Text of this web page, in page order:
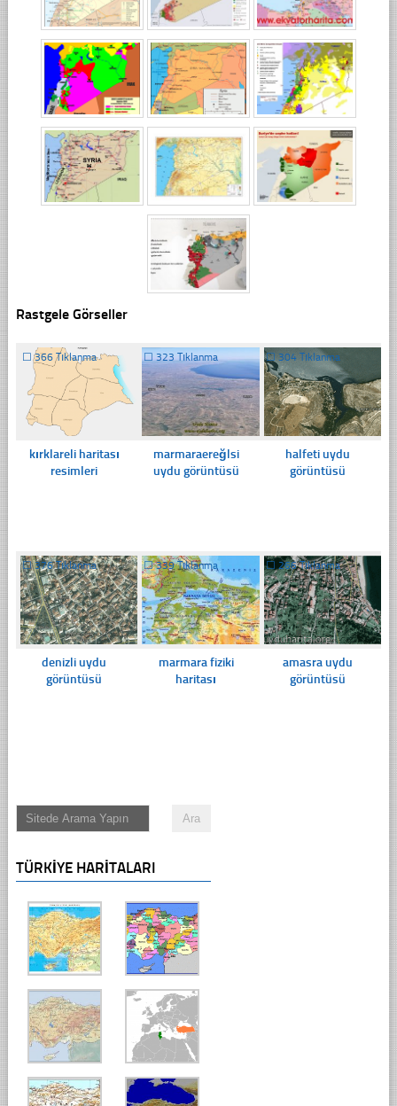
Rastgele Görseller
☐366 Tıklanma
kırklareli haritası
resimleri
☐323 Tıklanma
marmaraereğlsi
uydu görüntüsü
☐ 304 Tıklanma
halfeti uydu
görüntüsü
☐376 Tıklanma
denizli uydu
görüntüsü
☐339 Tıklanma
marmara fiziki
haritası
☐ 266 Tıklanma
amasra uydu
görüntüsü
TÜRKIYE HARITALARI